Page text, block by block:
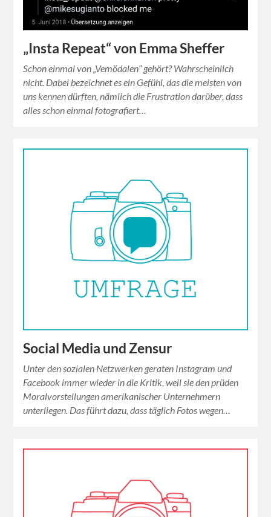
„Insta Repeat“ von Emma Sheffer
Schon einmal von „Vemödalen“ gehört? Wahrscheinlich
nicht. Dabei bezeichnet es ein Gefühl, das die meisten von
uns kennen dürften, nämlich die Frustration darüber, dass
alles schon einmal fotografiert…
Social Media und Zensur
Unter den sozialen Netzwerken geraten Instagram und
Facebook immer wieder in die Kritik, weil sie den prüden
Moralvorstellungen amerikanischer Unternehmern
unterliegen. Das führt dazu, dass täglich Fotos wegen…